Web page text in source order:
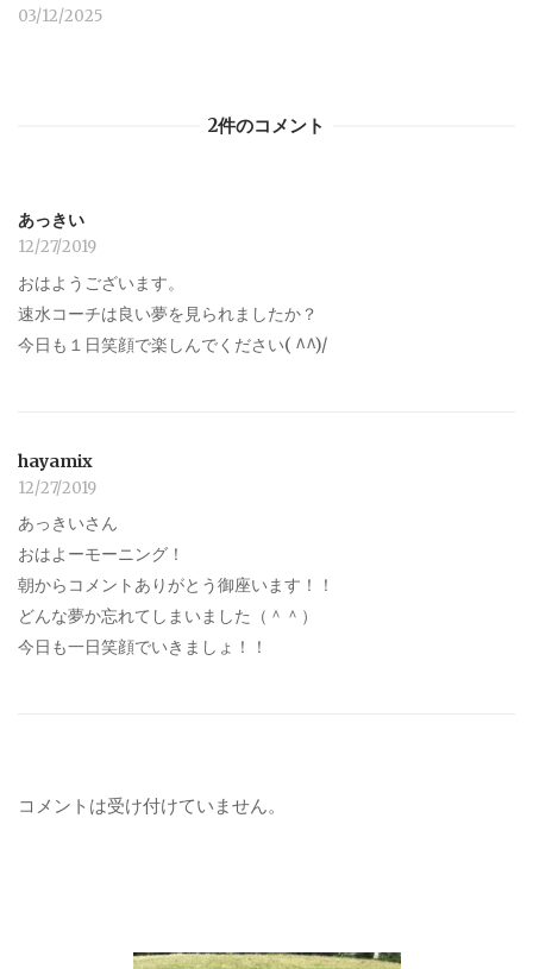
03/12/2025
2件のコメント
あっきい
12/27/2019
おはようございます。
速水コーチは良い夢を見られましたか？
今日も１日笑顔で楽しんでください( ^^)/
hayamix
12/27/2019
あっきいさん
おはよーモーニング！
朝からコメントありがとう御座います！！
どんな夢か忘れてしまいました（＾＾）
今日も一日笑顔でいきましょ！！
コメントは受け付けていません。